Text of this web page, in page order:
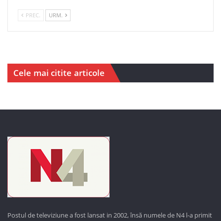
PREC. URM.
Cele mai citite articole
Postul de televiziune a fost lansat in 2002, însă numele de N4 l-a primit